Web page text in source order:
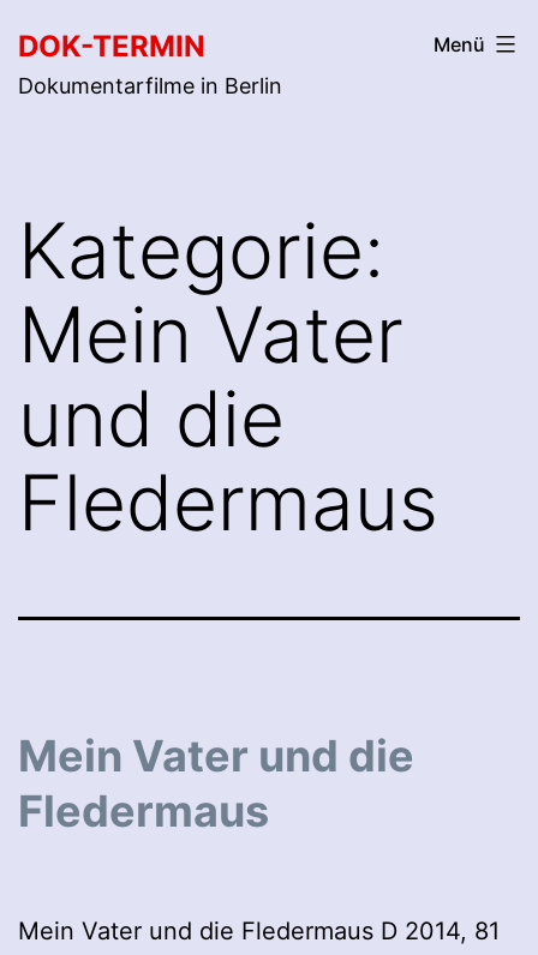
Inhalt
springen
DOK-TERMIN
Dokumentarfilme in Berlin
Menü
Kategorie:
Mein Vater
und die
Fledermaus
Mein Vater und die
Fledermaus
Mein Vater und die Fledermaus D 2014, 81